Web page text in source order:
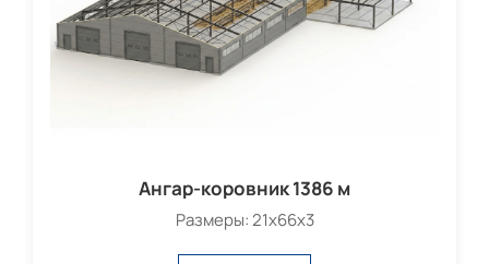
Ангар-коровник 1386 м
Размеры: 21х66х3